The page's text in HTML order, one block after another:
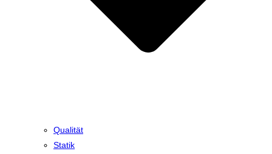
Qualität
Statik